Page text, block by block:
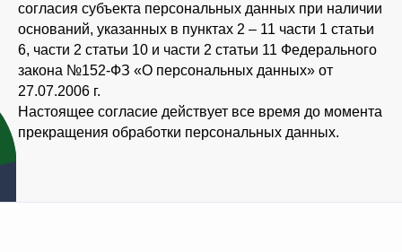
согласия субъекта персональных данных при наличии
оснований, указанных в пунктах 2 – 11 части 1 статьи
6, части 2 статьи 10 и части 2 статьи 11 Федерального
закона №152-ФЗ «О персональных данных» от
27.07.2006 г.
Настоящее согласие действует все время до момента
прекращения обработки персональных данных.